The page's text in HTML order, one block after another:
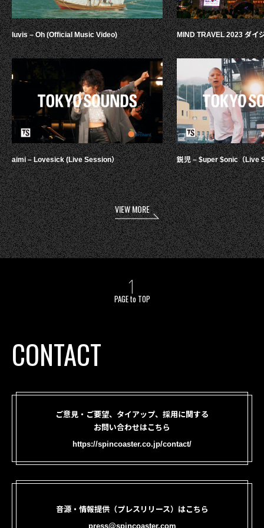
luvis – Oh (Official Music Video)
aimi – Lovesick (Live Session）
MIND TRAVEL 2023 ダイ
鋭児 – $uper $onic（Live
VIEW MORE
PAGE to TOP
CONTACT
ご意見・ご要望、タイアップ、採用に関する
お問い合わせはこちら
https://spincoaster.co.jp/contact/
音源・情報提供（プレスリリース）はこちら
press@spincoaster.com